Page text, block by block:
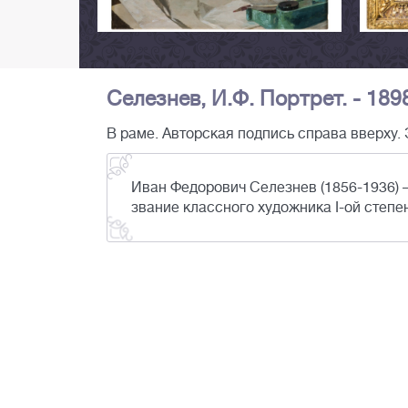
Селезнев, И.Ф. Портрет. -
В раме. Авторская подпись справа
Иван Федорович Селезнев (1856-1936)
звание классного художника I-ой